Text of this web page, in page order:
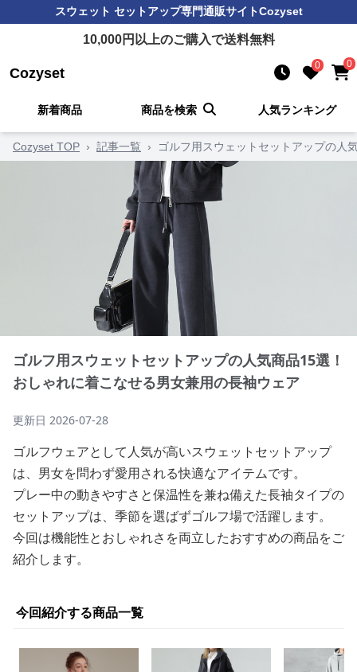
スウェット セットアップ専門通販サイトCozyset
10,000円以上のご購入で送料無料
Cozyset 0 0
新着商品 商品を検索 人気ランキング
Cozyset TOP › 記事一覧 › ゴルフ用スウェットセットアップの人
ゴルフ用スウェットセットアップの人気商品15選！
おしゃれに着こなせる男女兼用の長袖ウェア
更新日 2026-07-28
ゴルフウェアとして人気が高いスウェットセットアップ
は、男女を問わず愛用される快適なアイテムです。
プレー中の動きやすさと保温性を兼ね備えた長袖タイプの
セットアップは、季節を選ばずゴルフ場で活躍します。
今回は機能性とおしゃれさを両立したおすすめの商品をご
紹介します。
今回紹介する商品一覧